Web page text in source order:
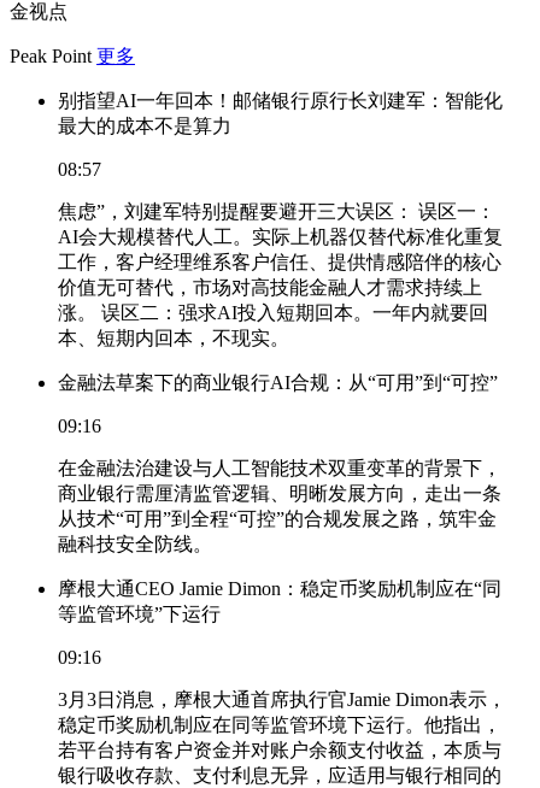
金视点
Peak Point 更多
别指望AI一年回本！邮储银行原行长刘建军：智能化
最大的成本不是算力
08:57
焦虑”，刘建军特别提醒要避开三大误区： 误区一：
AI会大规模替代人工。实际上机器仅替代标准化重复
工作，客户经理维系客户信任、提供情感陪伴的核心
价值无可替代，市场对高技能金融人才需求持续上
涨。 误区二：强求AI投入短期回本。一年内就要回
本、短期内回本，不现实。
金融法草案下的商业银行AI合规：从“可用”到“可控”
09:16
在金融法治建设与人工智能技术双重变革的背景下，
商业银行需厘清监管逻辑、明晰发展方向，走出一条
从技术“可用”到全程“可控”的合规发展之路，筑牢金
融科技安全防线。
摩根大通CEO Jamie Dimon：稳定币奖励机制应在“同
等监管环境”下运行
09:16
3月3日消息，摩根大通首席执行官Jamie Dimon表示，
稳定币奖励机制应在同等监管环境下运行。他指出，
若平台持有客户资金并对账户余额支付收益，本质与
银行吸收存款、支付利息无异，应适用与银行相同的